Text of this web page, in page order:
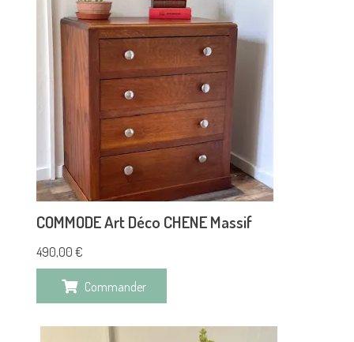
COMMODE Art Déco CHENE Massif
490,00 €
Commander